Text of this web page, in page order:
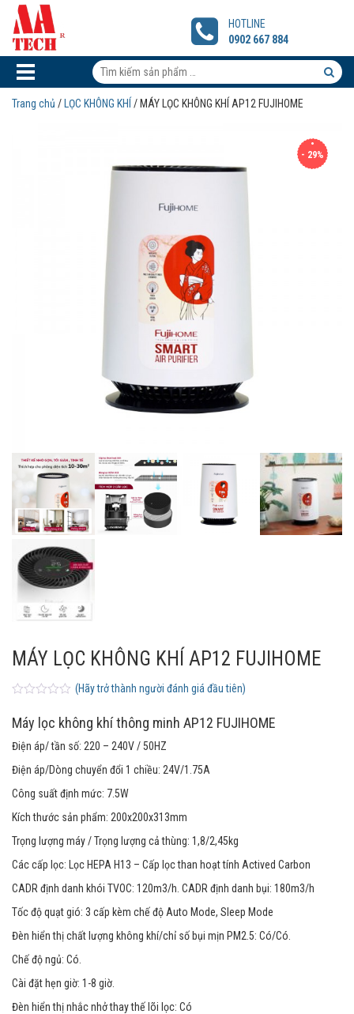
MÁY
LỌC
KHÔNG
KHÍ
AP12
FUJIHOME
HOTLINE
0902 667 884
Tìm
kiếm
Trang chủ / LỌC KHÔNG KHÍ / MÁY LỌC KHÔNG KHÍ AP12 FUJIHOME
- 29%
MÁY LỌC KHÔNG KHÍ AP12 FUJIHOME
o
u
o
b
s
d
n
c
u
s
t
o
e
r
t
n
s
(Hãy trở thành người đánh giá đầu tiên)
Máy lọc không khí thông minh AP12 FUJIHOME
Điện áp/ tần số: 220 – 240V / 50HZ
Điện áp/Dòng chuyển đổi 1 chiều: 24V/1.75A
Công suất định mức: 7.5W
Kích thước sản phẩm: 200x200x313mm
Trọng lượng máy / Trọng lượng cả thùng: 1,8/2,45kg
Các cấp lọc: Lọc HEPA H13 – Cấp lọc than hoạt tính Actived Carbon
CADR định danh khói TVOC: 120m3/h. CADR định danh bụi: 180m3/h
Tốc độ quạt gió: 3 cấp kèm chế độ Auto Mode, Sleep Mode
Đèn hiển thị chất lượng không khí/chỉ số bụi mịn PM2.5: Có/Có.
Chế độ ngủ: Có.
Cài đặt hẹn giờ: 1-8 giờ.
Đèn hiển thị nhắc nhở thay thế lõi lọc: Có